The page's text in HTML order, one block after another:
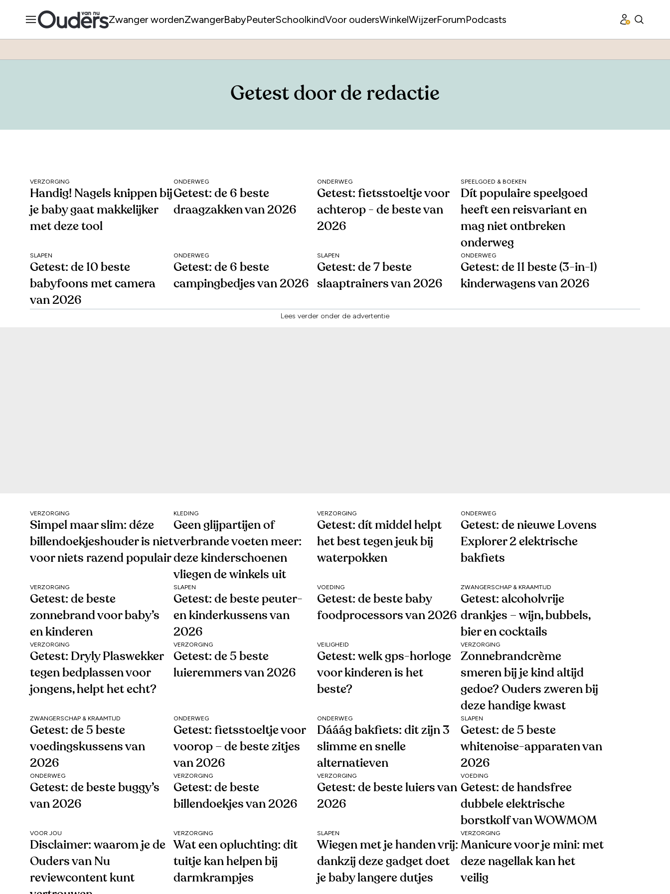
Zwanger wordenZwangerBabyPeuterSchoolkindVoor oudersWinkelWijzerForumPodcasts
Getest door de redactie
VERZORGING
Handig! Nagels knippen bij
je baby gaat makkelijker
met deze tool
ONDERWEG
Getest: de 6 beste
draagzakken van 2026
ONDERWEG
Getest: fietsstoeltje voor
achterop - de beste van
2026
SPEELGOED & BOEKEN
Dít populaire speelgoed
heeft een reisvariant en
mag niet ontbreken
onderweg
SLAPEN
Getest: de 10 beste
babyfoons met camera
van 2026
ONDERWEG
Getest: de 6 beste
campingbedjes van 2026
SLAPEN
Getest: de 7 beste
slaaptrainers van 2026
ONDERWEG
Getest: de 11 beste (3-in-1)
kinderwagens van 2026
Lees verder onder de advertentie
VERZORGING
Simpel maar slim: déze
billendoekjeshouder is niet
voor niets razend populair
KLEDING
Geen glijpartijen of
verbrande voeten meer:
deze kinderschoenen
vliegen de winkels uit
VERZORGING
Getest: dít middel helpt
het best tegen jeuk bij
waterpokken
ONDERWEG
Getest: de nieuwe Lovens
Explorer 2 elektrische
bakfiets
VERZORGING
Getest: de beste
zonnebrand voor baby’s
en kinderen
SLAPEN
Getest: de beste peuter-
en kinderkussens van
2026
VOEDING
Getest: de beste baby
foodprocessors van 2026
ZWANGERSCHAP & KRAAMTIJD
Getest: alcoholvrije
drankjes – wijn, bubbels,
bier en cocktails
VERZORGING
Getest: Dryly Plaswekker
tegen bedplassen voor
jongens, helpt het echt?
VERZORGING
Getest: de 5 beste
luieremmers van 2026
VEILIGHEID
Getest: welk gps-horloge
voor kinderen is het
beste?
VERZORGING
Zonnebrandcrème
smeren bij je kind altijd
gedoe? Ouders zweren bij
deze handige kwast
ZWANGERSCHAP & KRAAMTIJD
Getest: de 5 beste
voedingskussens van
2026
ONDERWEG
Getest: fietsstoeltje voor
voorop – de beste zitjes
van 2026
ONDERWEG
Dááág bakfiets: dit zijn 3
slimme en snelle
alternatieven
SLAPEN
Getest: de 5 beste
whitenoise-apparaten van
2026
ONDERWEG
Getest: de beste buggy’s
van 2026
VERZORGING
Getest: de beste
billendoekjes van 2026
VERZORGING
Getest: de beste luiers van
2026
VOEDING
Getest: de handsfree
dubbele elektrische
borstkolf van WOWMOM
VOOR JOU
Disclaimer: waarom je de
Ouders van Nu
reviewcontent kunt
VERZORGING
Wat een opluchting: dit
tuitje kan helpen bij
darmkrampjes
SLAPEN
Wiegen met je handen vrij:
dankzij deze gadget doet
je baby langere dutjes
VERZORGING
Manicure voor je mini: met
deze nagellak kan het
veilig